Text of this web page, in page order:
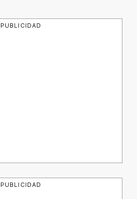
PUBLICIDAD
PUBLICIDAD